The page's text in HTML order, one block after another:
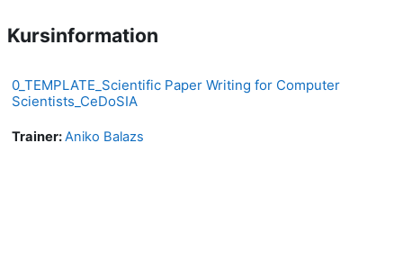
Kursinformation
0_TEMPLATE_Scientific Paper Writing for Computer
Scientists_CeDoSIA
Trainer:Aniko Balazs